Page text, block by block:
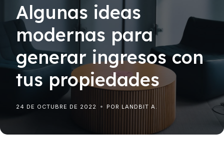
Algunas ideas
modernas para
generar ingresos con
tus propiedades
24 DE OCTUBRE DE 2022 POR LANDBIT A.